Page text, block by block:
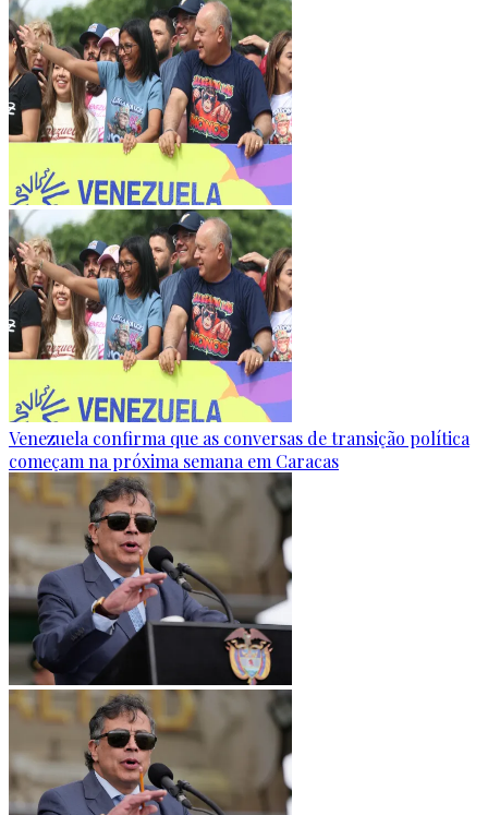
Venezuela confirma que as conversas de transição política
começam na próxima semana em Caracas